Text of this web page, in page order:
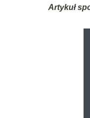
Artykuł